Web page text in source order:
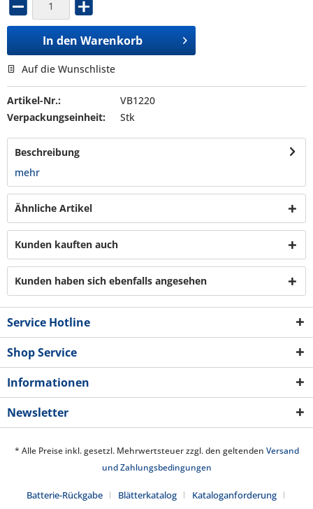
In den Warenkorb
Auf die Wunschliste
Artikel-Nr.:
VB1220
Verpackungseinheit:
Stk
Beschreibung
mehr
Ähnliche Artikel
Kunden kauften auch
Kunden haben sich ebenfalls angesehen
Service Hotline
Shop Service
Informationen
Newsletter
* Alle Preise inkl. gesetzl. Mehrwertsteuer zzgl. den geltenden Versand
und Zahlungsbedingungen
Batterie-Rückgabe Blätterkatalog Kataloganforderung